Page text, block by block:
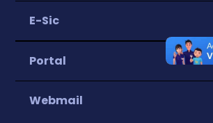
E-Sic
Portal
Webmail